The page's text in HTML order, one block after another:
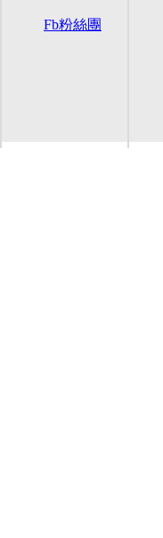
Fb粉絲團